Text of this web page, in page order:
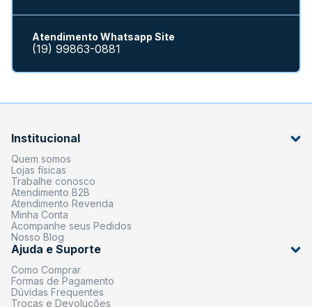
Atendimento Whatsapp Site
(19) 99863-0881
Institucional
Quem somos
Lojas físicas
Trabalhe conosco
Atendimento B2B
Atendimento Revenda
Minha Conta
Acompanhe seus Pedidos
Nosso Blog
Ajuda e Suporte
Como Comprar
Formas de Pagamento
Dúvidas Frequentes
Trocas e Devoluções